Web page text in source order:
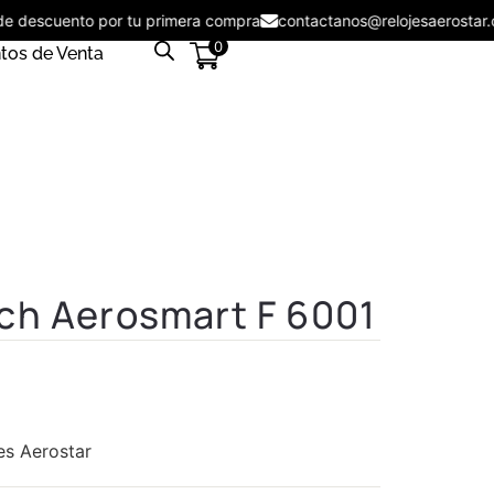
de descuento por tu primera compra
de Venta 0
Aerosmart F 6001
Aerostar